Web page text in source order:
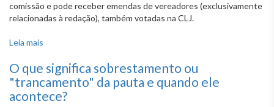
comissão e pode receber emendas de vereadores (exclusivamente
relacionadas à redação), também votadas na CLJ.
Leia mais
O que significa sobrestamento ou
"trancamento" da pauta e quando ele
acontece?